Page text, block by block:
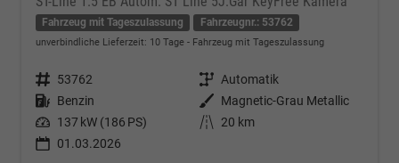
Fahrzeug mit Tageszulassung Fahrzeugnr.: 53762
unverbindliche Lieferzeit: 10 Tage Fahrzeug mit Tageszulassung
Fahrzeugnr. 53762 Getriebe Automatik
Kraftstoff Benzin Außenfarbe
Magnetic-Grau Metallic
Leistung 137 kW (186 PS) Kilometerstand
20 km
01.03.2026